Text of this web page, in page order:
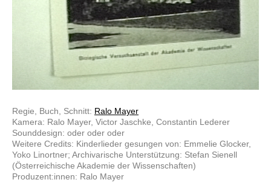
Regie, Buch, Schnitt: Ralo Mayer
Kamera: Ralo Mayer, Victor Jaschke, Constantin Lederer
Sounddesign: oder oder oder
Weitere Credits: Kinderlieder gesungen von: Emmelie Glocker,
Yoko Linortner; Archivarische Unterstützung: Stefan Sienell
(Österreichische Akademie der Wissenschaften)
Produzent:innen: Ralo Mayer